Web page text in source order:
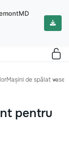
Mașini de spălat vase
pentru